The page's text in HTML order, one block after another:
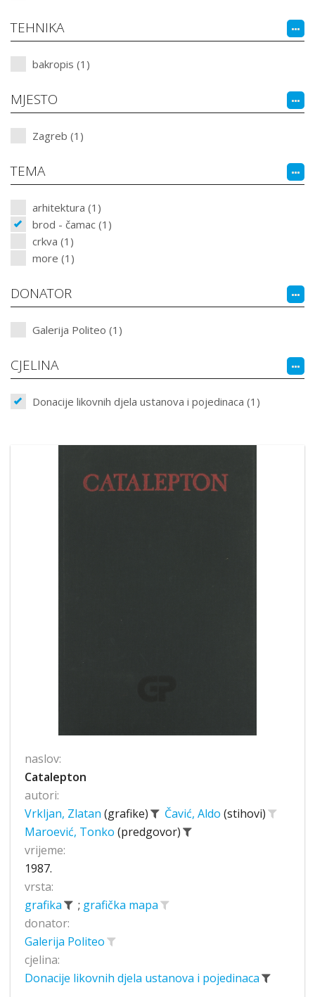
TEHNIKA
bakropis (1)
MJESTO
Zagreb (1)
TEMA
arhitektura (1)
brod - čamac (1)
crkva (1)
more (1)
DONATOR
Galerija Politeo (1)
CJELINA
Donacije likovnih djela ustanova i pojedinaca (1)
naslov:
Catalepton
autori:
Vrkljan, Zlatan (grafike) Čavić, Aldo (stihovi)
Maroević, Tonko (predgovor)
vrijeme:
1987.
vrsta:
grafika
; grafička mapa
donator:
Galerija Politeo
cjelina:
Donacije likovnih djela ustanova i pojedinaca